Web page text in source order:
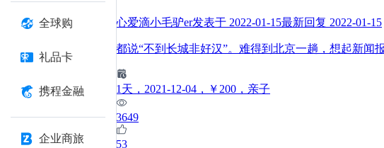
全球购
礼品卡
携程金融
企业商旅
心爱滴小毛驴er发表于 2022-01-15最新回复 2022-01-15
都说“不到长城非好汉”。难得到北京一趟，想起新闻
1 天 ，2021-12-04 ，￥200 ，亲子
3649
53